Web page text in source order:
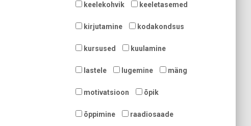
keelekohvik keeletasemed
kirjutamine kodakondsus
kursused kuulamine
lastele lugemine mäng
motivatsioon õpik
õppimine raadiosaade